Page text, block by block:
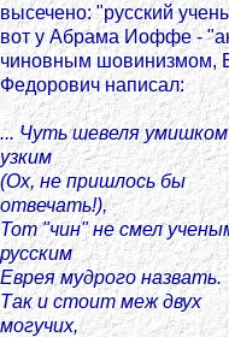
высечено: "русский
вот у Абрама Иоффе -
чиновным шовинизмом,
Федорович написал:
... Чуть шевеля умишком
узким
(Ох, не пришлось бы
отвечать!),
Тот "чин" не смел
русским
Еврея мудрого назвать.
Так и стоит меж двух
могучих,